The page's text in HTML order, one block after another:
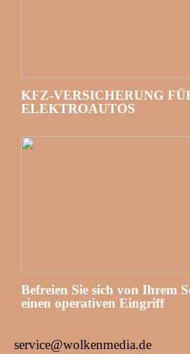
KFZ-VERSICHERUNG
ELEKTROAUTOS
Befreien Sie sich von Ihrem
einen operativen Eingriff
service@wolkenmedia.de